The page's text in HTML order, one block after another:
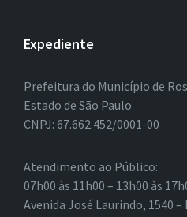
Expediente
Prefeitura do Município de
Estado de São Paulo
CNPJ: 67.662.452/0001-00
Atendimento ao Público:
07h00 às 11h00 – 13h00 às
Avenida José Laurindo, 1540 –